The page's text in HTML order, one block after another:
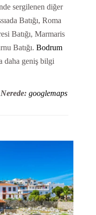
sergilenen diğer
Batığı, Roma
Batığı, Marmaris
Batığı. Bodrum
daha geniş bilgi
googlemaps